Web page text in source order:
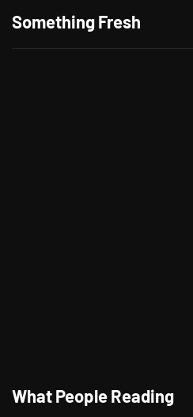
Something FreshSetia,
What People Reading